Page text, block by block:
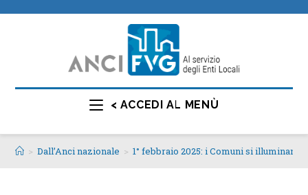
< ACCEDI AL MENÙ
> Dall’Anci nazionale > 1° febbraio 2025: i Comuni si